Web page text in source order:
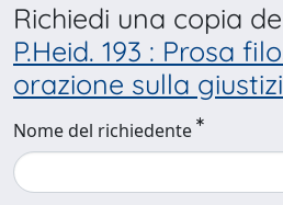
Richiedi una copia
P.Heid. 193 : Prosa
orazione sulla
Nome del richiedente